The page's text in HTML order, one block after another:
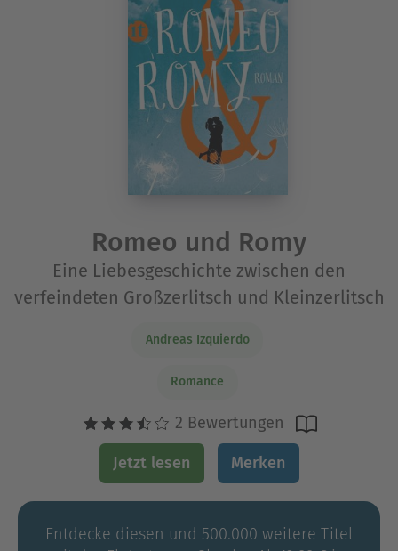
Romeo und Romy
Eine Liebesgeschichte zwischen den
verfeindeten Großzerlitsch und Kleinzerlitsch
Andreas Izquierdo
Romance
2 Bewertungen
Jetzt lesen Merken
Entdecke diesen und 500.000 weitere Titel